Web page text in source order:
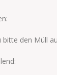
bitte den Müll